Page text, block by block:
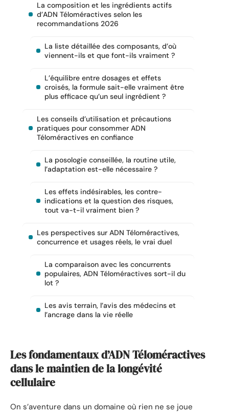
La composition et les ingrédients actifs
d’ADN Téloméractives selon les
recommandations 2026
La liste détaillée des composants, d’où
viennent-ils et que font-ils vraiment ?
L’équilibre entre dosages et effets
croisés, la formule sait-elle vraiment être
plus efficace qu’un seul ingrédient ?
Les conseils d’utilisation et précautions
pratiques pour consommer ADN
Téloméractives en confiance
La posologie conseillée, la routine utile,
l’adaptation est-elle nécessaire ?
Les effets indésirables, les contre-
indications et la question des risques,
tout va-t-il vraiment bien ?
Les perspectives sur ADN Téloméractives,
concurrence et usages réels, le vrai duel
La comparaison avec les concurrents
populaires, ADN Téloméractives sort-il du
lot ?
Les avis terrain, l’avis des médecins et
l’ancrage dans la vie réelle
Les fondamentaux d’ADN Téloméractives
dans le maintien de la longévité
cellulaire
On s’aventure dans un domaine où rien ne se joue